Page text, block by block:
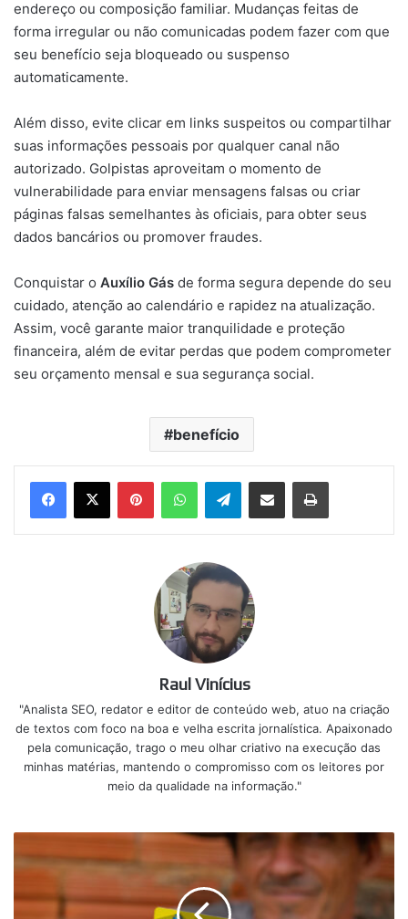
endereço ou composição familiar. Mudanças feitas de
forma irregular ou não comunicadas podem fazer com que
seu benefício seja bloqueado ou suspenso
automaticamente.
Além disso, evite clicar em links suspeitos ou compartilhar
suas informações pessoais por qualquer canal não
autorizado. Golpistas aproveitam o momento de
vulnerabilidade para enviar mensagens falsas ou criar
páginas falsas semelhantes às oficiais, para obter seus
dados bancários ou promover fraudes.
Conquistar o Auxílio Gás de forma segura depende do seu
cuidado, atenção ao calendário e rapidez na atualização.
Assim, você garante maior tranquilidade e proteção
financeira, além de evitar perdas que podem comprometer
seu orçamento mensal e sua segurança social.
benefício
PinterestWhatsAppTelegramCompartilhar via e-mail Imprimir
Raul Vinícius
"Analista SEO, redator e editor de conteúdo web, atuo na criação
de textos com foco na boa e velha escrita jornalística. Apaixonado
pela comunicação, trago o meu olhar criativo na execução das
minhas matérias, mantendo o compromisso com os leitores por
meio da qualidade na informação."
Família
calendário